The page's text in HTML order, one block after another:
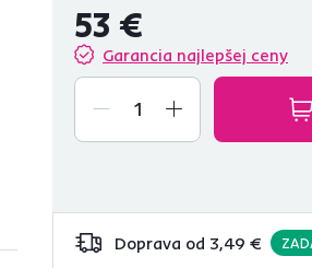
53 €
Garancia najlepšej ceny
Doprava od 3,49 €